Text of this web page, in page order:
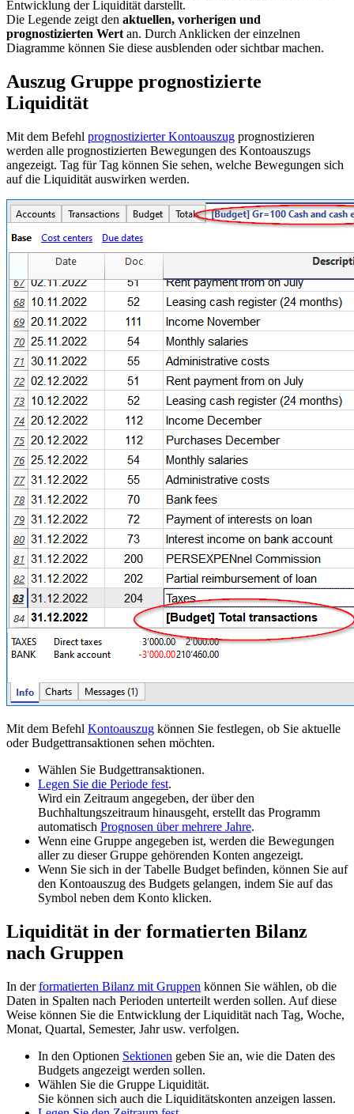
Entwicklung der Liquidität darstellt.
Die Legende zeigt den aktuellen, vorherigen und
prognostizierten Wert an. Durch Anklicken der einzelnen
Diagramme können Sie diese ausblenden oder sichtbar machen.
Auszug Gruppe prognostizierte
Liquidität
Mit dem Befehl prognostizierter Kontoauszug prognostizieren
werden alle prognostizierten Bewegungen des Kontoauszugs
angezeigt. Tag für Tag können Sie sehen, welche Bewegungen sich
auf die Liquidität auswirken werden.
Mit dem Befehl Kontoauszug können Sie festlegen, ob Sie aktuelle
oder Budgettransaktionen sehen möchten.
Wählen Sie Budgettransaktionen.
Legen Sie die Periode fest.
Wird ein Zeitraum angegeben, der über den
Buchhaltungszeitraum hinausgeht, erstellt das Programm
automatisch Prognosen über mehrere Jahre.
Wenn eine Gruppe angegeben ist, werden die Bewegungen
aller zu dieser Gruppe gehörenden Konten angezeigt.
Wenn Sie sich in der Tabelle Budget befinden, können Sie auf
den Kontoauszug des Budgets gelangen, indem Sie auf das
Symbol neben dem Konto klicken.
Liquidität in der formatierten Bilanz
nach Gruppen
In derformatierten Bilanz mit Gruppen können Sie wählen, ob die
Daten in Spalten nach Perioden unterteilt werden sollen. Auf diese
Weise können Sie die Entwicklung der Liquidität nach Tag, Woche,
Monat, Quartal, Semester, Jahr usw. verfolgen.
In den Optionen Sektionen geben Sie an, wie die Daten des
Budgets angezeigt werden sollen.
Wählen Sie die Gruppe Liquidität.
Sie können sich auch die Liquiditätskonten anzeigen lassen.